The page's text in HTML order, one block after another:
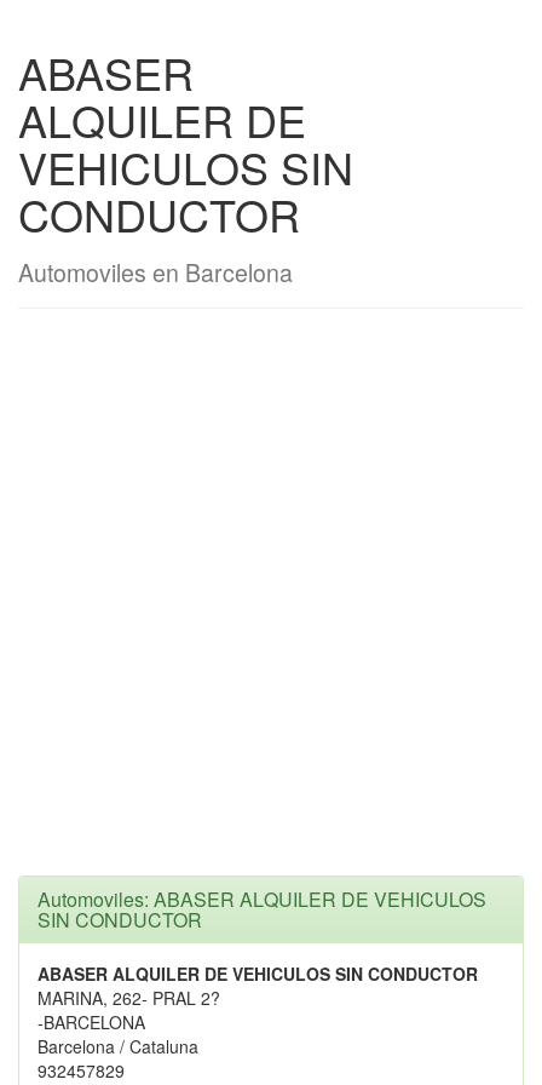
ABASER
ALQUILER DE
VEHICULOS SIN
CONDUCTOR
Automoviles en Barcelona
Automoviles: ABASER ALQUILER DE VEHICULOS
SIN CONDUCTOR
ABASER ALQUILER DE VEHICULOS SIN CONDUCTOR
MARINA, 262- PRAL 2?
-BARCELONA
Barcelona / Cataluna
932457829